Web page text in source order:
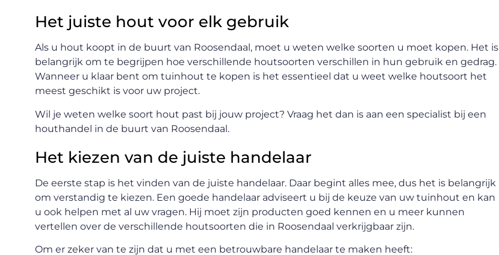
Het juiste hout voor elk gebruik
Als u hout koopt in de buurt van Roosendaal, moet u weten welke soorten u moet kopen. Het is
belangrijk om te begrijpen hoe verschillende houtsoorten verschillen in hun gebruik en gedrag.
Wanneer u klaar bent om tuinhout te kopen is het essentieel dat u weet welke houtsoort het
meest geschikt is voor uw project.
Wil je weten welke soort hout past bij jouw project? Vraag het dan is aan een specialist bij een
houthandel in de buurt van Roosendaal.
Het kiezen van de juiste handelaar
De eerste stap is het vinden van de juiste handelaar. Daar begint alles mee, dus het is belangrijk
om verstandig te kiezen. Een goede handelaar adviseert u bij de keuze van uw tuinhout en kan
u ook helpen met al uw vragen. Hij moet zijn producten goed kennen en u meer kunnen
vertellen over de verschillende houtsoorten die in Roosendaal verkrijgbaar zijn.
Om er zeker van te zijn dat u met een betrouwbare handelaar te maken heeft: